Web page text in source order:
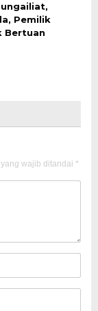
Pemilik
Bertuan
yang wajib ditandai *